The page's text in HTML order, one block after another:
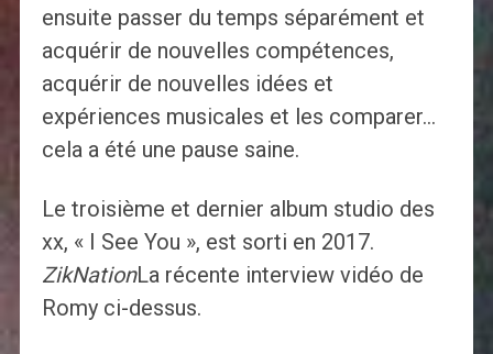
ensuite passer du temps séparément et
acquérir de nouvelles compétences,
acquérir de nouvelles idées et
expériences musicales et les comparer…
cela a été une pause saine.
Le troisième et dernier album studio des
xx, « I See You », est sorti en 2017.
ZikNationLa récente interview vidéo de
Romy ci-dessus.